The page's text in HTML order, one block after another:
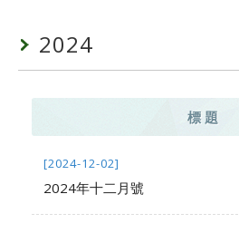
2024
標 題
[2024-12-02]
2024年十二月號